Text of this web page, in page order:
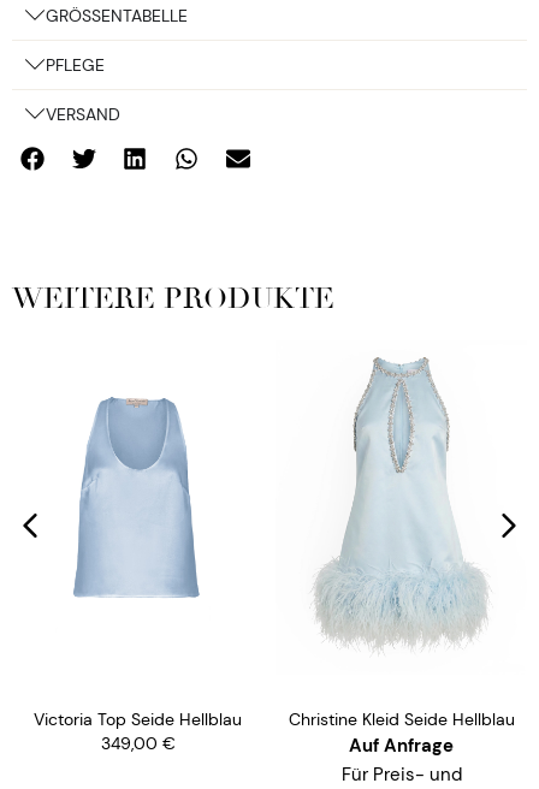
GRÖSSENTABELLE
PFLEGE
VERSAND
WEITERE PRODUKTE
Victoria Top Seide Hellblau
349,00 €
Christine Kleid Seide Hellblau
Auf Anfrage
Für Preis- und